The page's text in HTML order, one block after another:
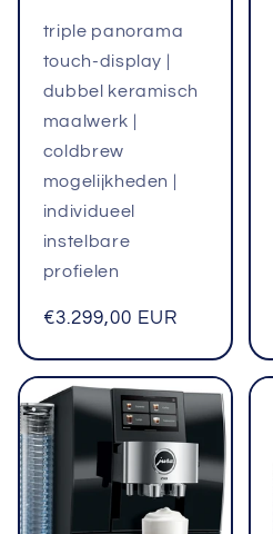
triple panorama
touch-display |
dubbel keramisch
maalwerk |
coldbrew
mogelijkheden |
individueel
instelbare
profielen
Normale
€3.299,00 EUR